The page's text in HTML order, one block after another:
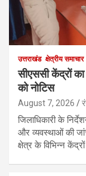
उत्तराखंड क्षेत्रीय समाचार
सीएससी केंद्रों
को नोटिस
August 7, 2026
जिलाधिकारी के
और व्यवस्थाओं की
क्षेत्र के विभिन्न